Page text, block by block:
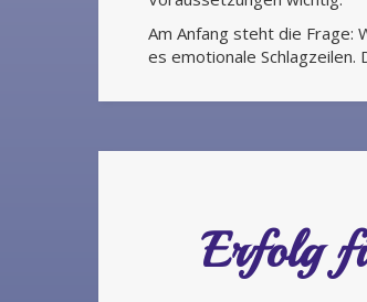
Am Anfang steht die Frage:
es emotionale
Erfolg